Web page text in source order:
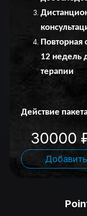
Повторная
12 недель
терапии
Действие
30000